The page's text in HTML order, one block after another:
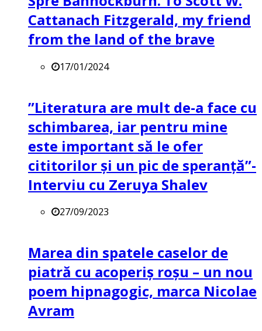
Cattanach Fitzgerald, my friend
from the land of the brave
17/01/2024
”Literatura are mult de-a face cu
schimbarea, iar pentru mine
este important să le ofer
cititorilor și un pic de speranță”-
Interviu cu Zeruya Shalev
27/09/2023
Marea din spatele caselor de
piatră cu acoperiș roșu – un nou
poem hipnagogic, marca Nicolae
Avram